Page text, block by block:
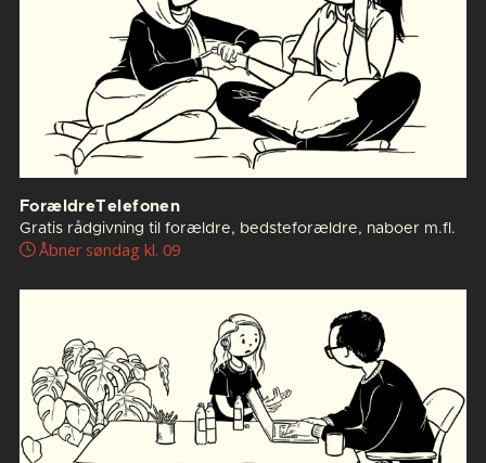
ForældreTelefonen
Gratis rådgivning til forældre, bedsteforældre, naboer m.fl.
Åbner søndag kl. 09